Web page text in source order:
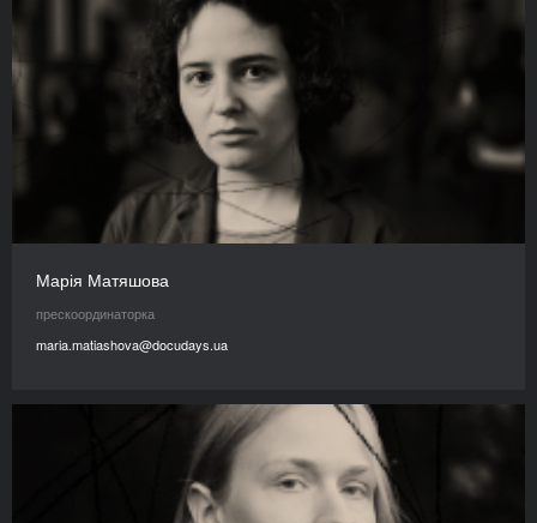
Марія Матяшова
прескоординаторка
maria.matiashova@docudays.ua